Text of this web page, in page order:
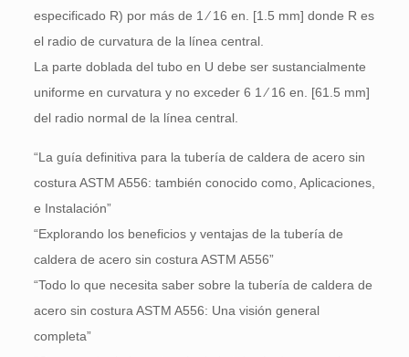
especificado R) por más de 1 ⁄ 16 en. [1.5 mm] donde R es
el radio de curvatura de la línea central.
La parte doblada del tubo en U debe ser sustancialmente
uniforme en curvatura y no exceder 6 1 ⁄ 16 en. [61.5 mm]
del radio normal de la línea central.
“La guía definitiva para la tubería de caldera de acero sin
costura ASTM A556: también conocido como, Aplicaciones,
e Instalación”
“Explorando los beneficios y ventajas de la tubería de
caldera de acero sin costura ASTM A556”
“Todo lo que necesita saber sobre la tubería de caldera de
acero sin costura ASTM A556: Una visión general
completa”